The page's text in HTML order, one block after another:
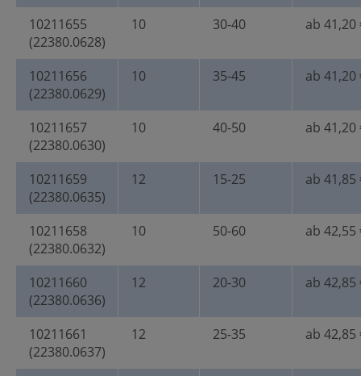
10211655
(22380.0628)
10 30-40 ab 41,20
10211656
(22380.0629)
10 35-45 ab 41,20
10211657
(22380.0630)
10 40-50 ab 41,20
10211659
(22380.0635)
12 15-25 ab 41,85
10211658
(22380.0632)
10 50-60 ab 42,55
10211660
(22380.0636)
12 20-30 ab 42,85
10211661
(22380.0637)
12 25-35 ab 42,85